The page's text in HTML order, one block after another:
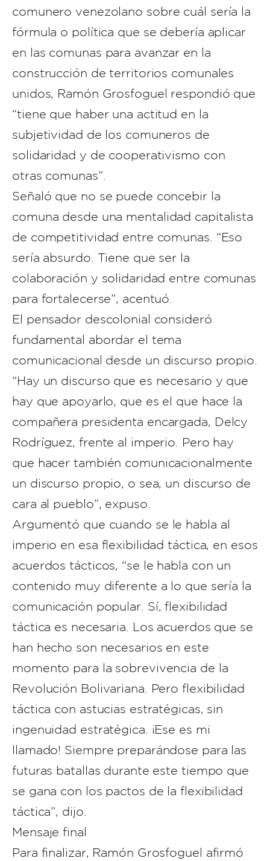
comunero venezolano sobre cuál sería la
fórmula o política que se debería aplicar
en las comunas para avanzar en la
construcción de territorios comunales
unidos, Ramón Grosfoguel respondió que
“tiene que haber una actitud en la
subjetividad de los comuneros de
solidaridad y de cooperativismo con
otras comunas”.
Señaló que no se puede concebir la
comuna desde una mentalidad capitalista
de competitividad entre comunas. “Eso
sería absurdo. Tiene que ser la
colaboración y solidaridad entre comunas
para fortalecerse”, acentuó.
El pensador descolonial consideró
fundamental abordar el tema
comunicacional desde un discurso propio.
“Hay un discurso que es necesario y que
hay que apoyarlo, que es el que hace la
compañera presidenta encargada, Delcy
Rodríguez, frente al imperio. Pero hay
que hacer también comunicacionalmente
un discurso propio, o sea, un discurso de
cara al pueblo”, expuso.
Argumentó que cuando se le habla al
imperio en esa flexibilidad táctica, en esos
acuerdos tácticos, “se le habla con un
contenido muy diferente a lo que sería la
comunicación popular. Sí, flexibilidad
táctica es necesaria. Los acuerdos que se
han hecho son necesarios en este
momento para la sobrevivencia de la
Revolución Bolivariana. Pero flexibilidad
táctica con astucias estratégicas, sin
ingenuidad estratégica. ¡Ese es mi
llamado! Siempre preparándose para las
futuras batallas durante este tiempo que
se gana con los pactos de la flexibilidad
táctica”, dijo.
Mensaje final
Para finalizar, Ramón Grosfoguel afirmó